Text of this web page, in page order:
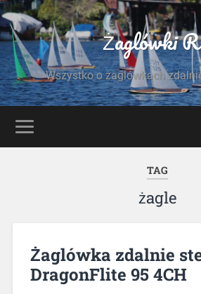
Żaglówki
Wszystko o żaglówkach
TAG
żagle
Żaglówka zdalnie
DragonFlite 95 4CH